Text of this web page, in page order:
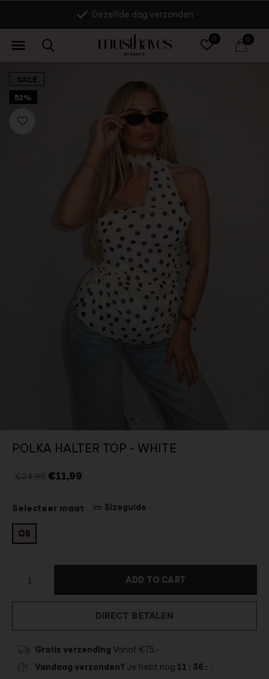
0 0
Dezelfde dag verzonden
SALE
52%
POLKA HALTER TOP - WHITE
€24,99 €11,99
Selecteer maat Sizeguide
OS
ADD TO CART
DIRECT BETALEN
Gratis verzending Vanaf €75,-
Vandaag verzonden? Je hebt nog 11 : 36 :